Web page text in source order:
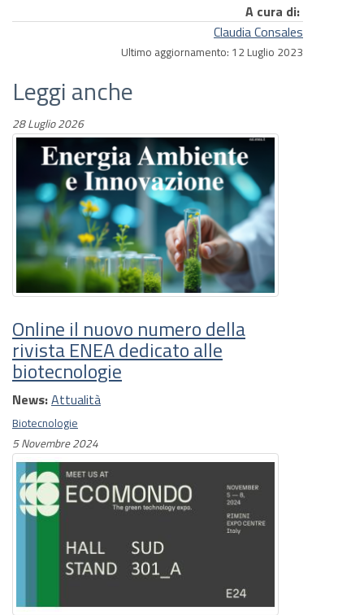
A cura di:
Claudia Consales
Ultimo aggiornamento: 12 Luglio 2023
Leggi anche
28 Luglio 2026
Online il nuovo numero della
rivista ENEA dedicato alle
biotecnologie
News:Attualità
Biotecnologie
5 Novembre 2024